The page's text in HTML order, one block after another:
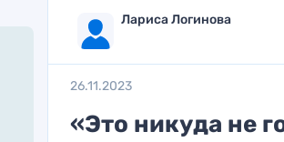
Лариса Логинова
26.11.2023
«Это никуда не